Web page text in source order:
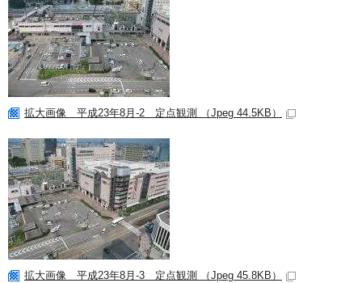
拡大画像 平成23年8月-2 定点観測 （Jpeg 44.5KB）
拡大画像 平成23年8月-3 定点観測 （Jpeg 45.8KB）